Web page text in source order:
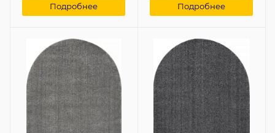
Подробнее Подробнее